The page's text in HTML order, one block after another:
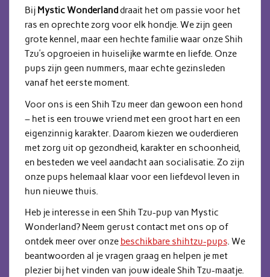
Bij Mystic Wonderlanddraait het om passie voor het
ras en oprechte zorg voor elk hondje. We zijn geen
grote kennel, maar een hechte familie waar onze Shih
Tzu’s opgroeien in huiselijke warmte en liefde. Onze
pups zijn geen nummers, maar echte gezinsleden
vanaf het eerste moment.
Voor ons is een Shih Tzu meer dan gewoon een hond
– het is een trouwe vriend met een groot hart en een
eigenzinnig karakter. Daarom kiezen we ouderdieren
met zorg uit op gezondheid, karakter en schoonheid,
en besteden we veel aandacht aan socialisatie. Zo zijn
onze pups helemaal klaar voor een liefdevol leven in
hun nieuwe thuis.
Heb je interesse in een Shih Tzu-pup van Mystic
Wonderland? Neem gerust contact met ons op of
ontdek meer over onze beschikbare shihtzu-pups. We
beantwoorden al je vragen graag en helpen je met
plezier bij het vinden van jouw ideale Shih Tzu-maatje.